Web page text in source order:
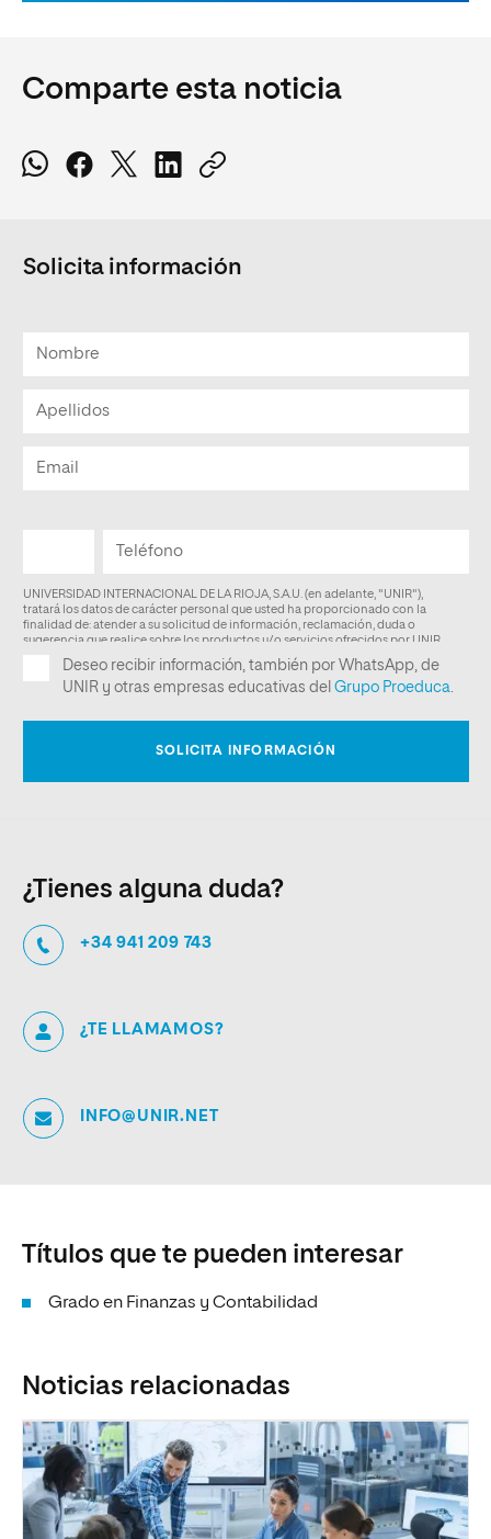
Comparte esta noticia
Solicita información
¿Tienes alguna duda?
+34 941 209 743
¿TE LLAMAMOS?
INFO@UNIR.NET
Títulos que te pueden interesar
Grado en Finanzas y Contabilidad
Noticias relacionadas